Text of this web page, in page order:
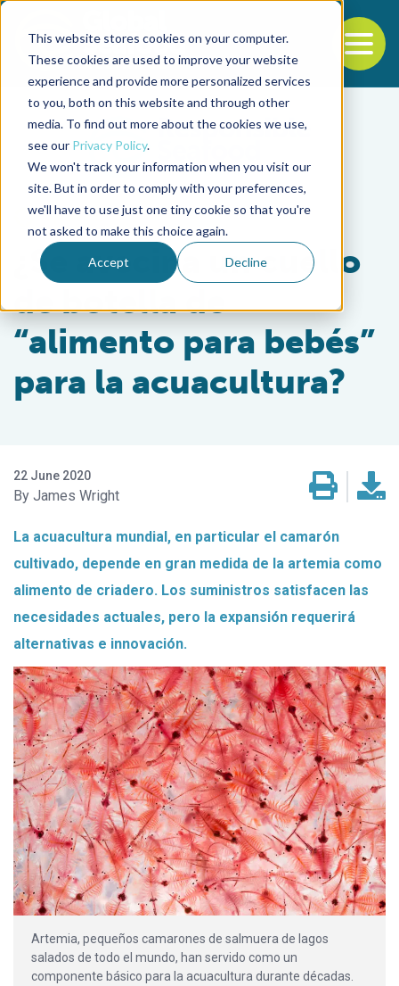
This website stores cookies on your computer.
These cookies are used to improve your website
experience and provide more personalized services
to you, both on this website and through other
media. To find out more about the cookies we use,
see our Privacy Policy.
We won't track your information when you visit our
site. But in order to comply with your preferences,
we'll have to use just one tiny cookie so that you're
not asked to make this choice again.
Accept Decline
Back to the start of the nav
Jump to the end of the navigation
Aquafeeds
¿Se avecina un cuello
de botella de
“alimento para bebés”
para la acuacultura?
22 June 2020
James Wright
La acuacultura mundial, en particular el camarón
cultivado, depende en gran medida de la artemia como
alimento de criadero. Los suministros satisfacen las
necesidades actuales, pero la expansión requerirá
alternativas e innovación.
Artemia, pequeños camarones de salmuera de lagos
salados de todo el mundo, han servido como un
componente básico para la acuacultura durante décadas.